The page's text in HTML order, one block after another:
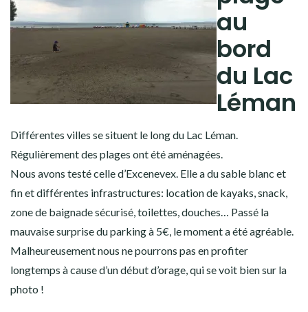
au
bord
du Lac
Léman
Différentes villes se situent le long du Lac Léman.
Régulièrement des plages ont été aménagées.
Nous avons testé celle d’Excenevex. Elle a du sable blanc et
fin et différentes infrastructures: location de kayaks, snack,
zone de baignade sécurisé, toilettes, douches… Passé la
mauvaise surprise du parking à 5€, le moment a été agréable.
Malheureusement nous ne pourrons pas en profiter
longtemps à cause d’un début d’orage, qui se voit bien sur la
photo !